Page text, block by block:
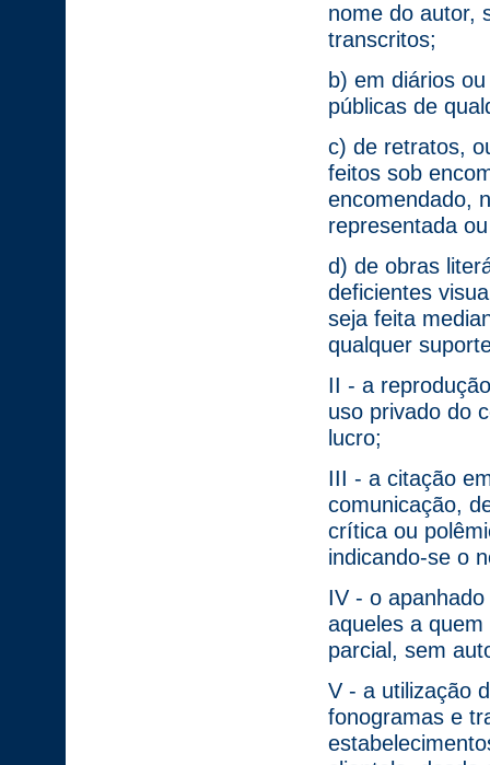
nome do autor,
transcritos;
b) em diários
públicas de
c) de retratos,
feitos sob
encomendado,
representada
d) de obras
deficientes
seja feita
qualquer
II - a
uso privado do
lucro;
III - a citação
comunicação,
crítica ou
indicando-se o
IV - o
aqueles a
parcial, sem
V - a utilização
fonogramas e